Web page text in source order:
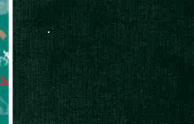
$38